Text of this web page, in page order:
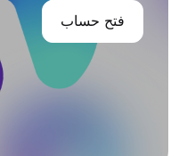
فتح حساب